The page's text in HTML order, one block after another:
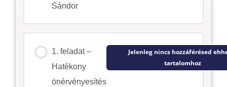
Sándor
1. feladat –
Hatékony
önérvényesítés
Jelenleg nincs hozzáférésed
tartalomhoz